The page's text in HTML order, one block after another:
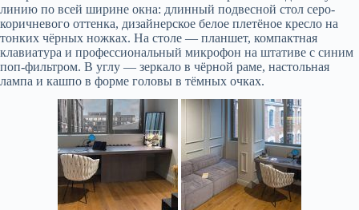
линию по всей ширине окна: длинный подвесной стол серо-
коричневого оттенка, дизайнерское белое плетёное кресло на
тонких чёрных ножках. На столе — планшет, компактная
клавиатура и профессиональный микрофон на штативе с синим
поп-фильтром. В углу — зеркало в чёрной раме, настольная
лампа и кашпо в форме головы в тёмных очках.